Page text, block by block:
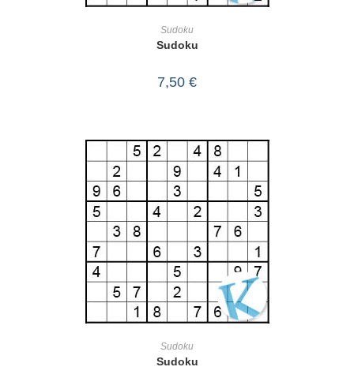
Sudoku
Sudoku
7,50 €
Sudoku
Sudoku